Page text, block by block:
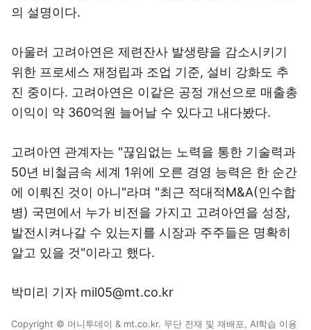
의 설명이다.
아울러 고려아연은 제련잔사 발생량을 감소시키기
위한 프로세스 재정립과 조업 기준, 설비 강화도 추
진 중이다. 고려아연은 이같은 공정 개선으로 매출총
이익이 약 360억원 늘어날 수 있다고 내다봤다.
고려아연 관계자는 "끊임없는 노력을 통한 기술력과
50년 비철금속 세계 1위에 오른 경영 능력은 한 순간
에 이뤄진 것이 아니"라며 "최근 적대적M&A(인수합
병) 국면에서 누가 비전을 가지고 고려아연을 성장,
발전시켜나갈 수 있는지를 시장과 주주들은 명확히
알고 있을 것"이라고 했다.
박미리 기자 mil05@mt.co.kr
Copyright © 머니투데이 & mt.co.kr. 무단 전재 및 재배포, AI학습 이용